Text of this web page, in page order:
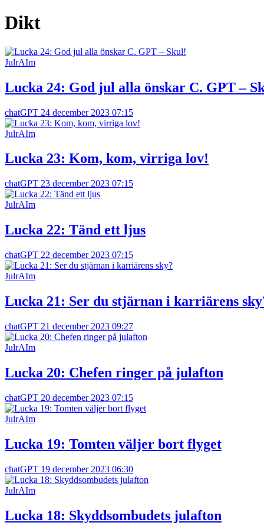
Dikt
JulrAIm
Lucka 24: God jul alla önskar C. GPT –
chatGPT 24 december 2023 07:15
JulrAIm
Lucka 23: Kom, kom, virriga lov!
chatGPT 23 december 2023 07:15
JulrAIm
Lucka 22: Tänd ett ljus
chatGPT 22 december 2023 07:15
JulrAIm
Lucka 21: Ser du stjärnan i karriärens
chatGPT 21 december 2023 09:27
JulrAIm
Lucka 20: Chefen ringer på julafton
chatGPT 20 december 2023 07:15
JulrAIm
Lucka 19: Tomten väljer bort flyget
chatGPT 19 december 2023 06:30
JulrAIm
Lucka 18: Skyddsombudets julafton